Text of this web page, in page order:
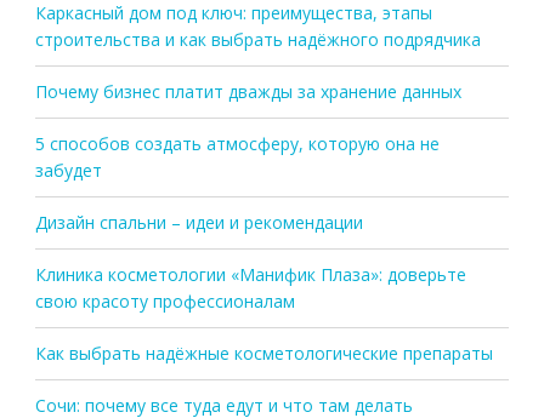
Каркасный дом под ключ: преимущества, этапы
строительства и как выбрать надёжного подрядчика
Почему бизнес платит дважды за хранение данных
5 способов создать атмосферу, которую она не
забудет
Дизайн спальни – идеи и рекомендации
Клиника косметологии «Манифик Плаза»: доверьте
свою красоту профессионалам
Как выбрать надёжные косметологические препараты
Сочи: почему все туда едут и что там делать